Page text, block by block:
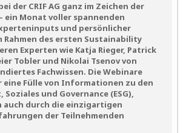
der CRIF AG ganz im Zeichen der
ein Monat voller spannenden
und persönlicher
Rahmen des ersten Sustainability
Experten wie Katja Rieger, Patrick
Tobler und Nikolai Tsenov von
Fachwissen. Die Webinare
Fülle von Informationen zu den
Soziales und Governance (ESG),
auch durch die einzigartigen
der Teilnehmenden